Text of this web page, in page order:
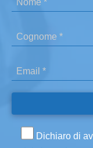
Dichiaro di